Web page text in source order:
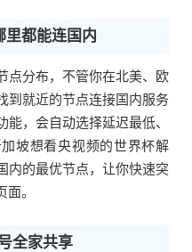
里都能连国内
点分布，不管你在北美、欧
到就近的节点连接国内服务
，会自动选择延迟最低、
坡想看央视频的世界杯解
内的最优节点，让你快速突
。
全家共享